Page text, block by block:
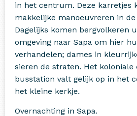
in het centrum. Deze karretjes
makkelijke manoeuvreren in
Dagelijks komen bergvolkeren
omgeving naar Sapa om hier
verhandelen; dames in
sieren de straten. Het koloniale
busstation valt gelijk op in het
het kleine kerkje.
Overnachting in Sapa.